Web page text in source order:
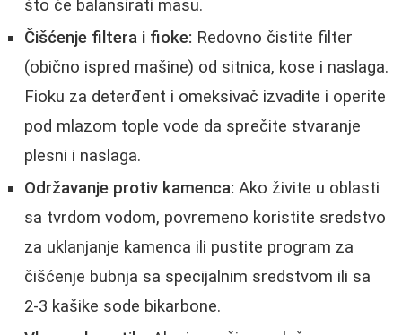
što će balansirati masu.
Čišćenje filtera i fioke: Redovno čistite filter
(obično ispred mašine) od sitnica, kose i naslaga.
Fioku za deterđent i omeksivač izvadite i operite
pod mlazom tople vode da sprečite stvaranje
plesni i naslaga.
Održavanje protiv kamenca: Ako živite u oblasti
sa tvrdom vodom, povremeno koristite sredstvo
za uklanjanje kamenca ili pustite program za
čišćenje bubnja sa specijalnim sredstvom ili sa
2-3 kašike sode bikarbone.